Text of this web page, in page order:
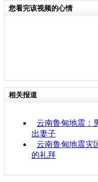
您看完该视频的心情
相关报道
云南鲁甸地震：
出妻子
云南鲁甸地震灾
的礼拜